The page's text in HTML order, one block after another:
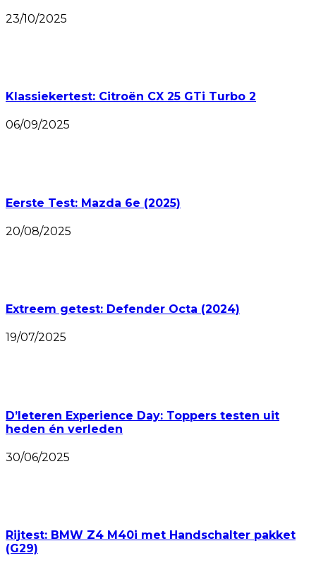
23/10/2025
Klassiekertest: Citroën CX 25 GTi Turbo 2
06/09/2025
Eerste Test: Mazda 6e (2025)
20/08/2025
Extreem getest: Defender Octa (2024)
19/07/2025
D’Ieteren Experience Day: Toppers testen uit
heden én verleden
30/06/2025
Rijtest: BMW Z4 M40i met Handschalter pakket
(G29)